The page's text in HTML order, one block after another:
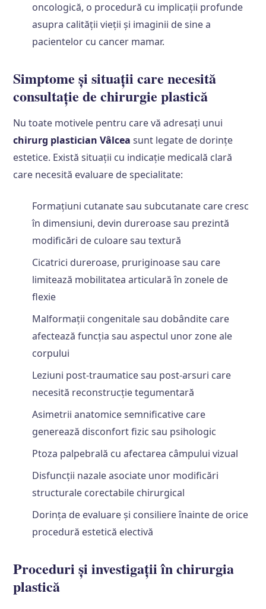
oncologică, o procedură cu implicații profunde
asupra calității vieții și imaginii de sine a
pacientelor cu cancer mamar.
Simptome și situații care necesită
consultație de chirurgie plastică
Nu toate motivele pentru care vă adresați unui
chirurg plastician Vâlcea sunt legate de dorințe
estetice. Există situații cu indicație medicală clară
care necesită evaluare de specialitate:
Formațiuni cutanate sau subcutanate care cresc
în dimensiuni, devin dureroase sau prezintă
modificări de culoare sau textură
Cicatrici dureroase, pruriginoase sau care
limitează mobilitatea articulară în zonele de
flexie
Malformații congenitale sau dobândite care
afectează funcția sau aspectul unor zone ale
corpului
Leziuni post-traumatice sau post-arsuri care
necesită reconstrucție tegumentară
Asimetrii anatomice semnificative care
generează disconfort fizic sau psihologic
Ptoza palpebrală cu afectarea câmpului vizual
Disfuncții nazale asociate unor modificări
structurale corectabile chirurgical
Dorința de evaluare și consiliere înainte de orice
procedură estetică electivă
Proceduri și investigații în chirurgia
plastică